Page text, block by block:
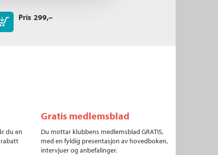
Pris 299,–
Kjøp
du en
Gratis medlemsblad
Du mottar klubbens medlemsblad GRATIS,
med en fyldig presentasjon av hovedboken,
intervjuer og anbefalinger.